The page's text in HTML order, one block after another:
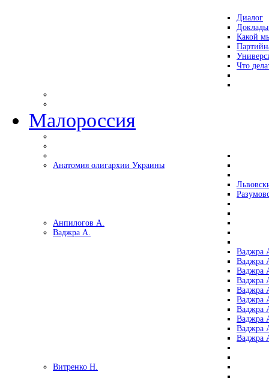
Диалог
Какой
Что
Малороссия
Анатомия олигархии Украины
Анпилогов А.
Ваджра А.
Ваджра
Ваджра
Ваджра
Ваджра
Ваджра
Ваджра
Ваджра
Ваджра
Ваджра
Ваджра
Витренко Н.